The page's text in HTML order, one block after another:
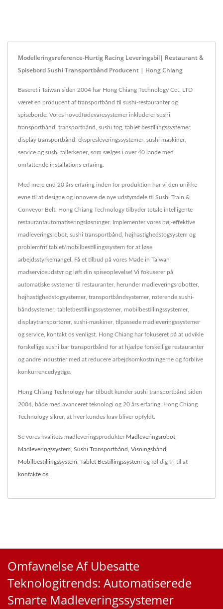
Modelleringsreference-Hurtig Racing Leveringsbil| Restaurant &
Spisebord Sushi Transportbånd Producent | Hong Chiang
Baseret i Taiwan siden 2004 har Hong Chiang Technology Co., LTD
været en producent af transportbånd til sushi-restauranter og
spiseborde. Vores hovedfødevaresystemer inkluderer sushi
transportbånd, transportbånd, sushi tog, tablet bestillingssystemer,
display transportbånd, ekspresleveringssystemer, sushi maskiner,
service og sushi tallerkener, som sælges i over 40 lande med
omfattende installations erfaring.
Med mere end 20 års erfaring inden for produktion har vi den unikke
evne til at designe og innovere de nye udstyrsdele til Sushi Train &
Conveyor Belt. Hong Chiang Technology tilbyder totale intelligente
restaurantautomatiseringsløsninger. Implementer vores høj-effektive
madleveringsrobot, sushi transportbånd, højhastighedstogsystem og
problemfrit tablet/mobilbestillingssystem for at løse
arbejdsstyrkemangel. Få et tilbud på vores Made in Taiwan
madserviceudstyr og løft din spiseoplevelse! Vi fokuserer på
automatiske systemer til restauranter, herunder madleveringsrobotter,
højhastighedstogsystemer, transportbåndsystemer, roterende sushi-
båndsystemer, tabletbestillingssystemer, mobilbestillingssystemer,
displaytransportører, sushi-maskiner, tilpassede madleveringssystemer
og service, kontakt os venligst. Hong Chiang har fokuseret på at udvikle
forskellige sushi bar transportbånd for at hjælpe forskellige restauranter
og andre industrier med at reducere arbejdsomkostningerne og forblive
konkurrencedygtige.
Hong Chiang Technology har tilbudt kunder sushi transportbånd siden
2004, både med avanceret teknologi og 20 års erfaring, Hong Chiang
Technology sikrer, at hver kundes krav bliver opfyldt.
Se vores kvalitets madleveringsprodukter Madleveringsrobot
Madleveringssystem Sushi Transportbånd Visningsbånd
Mobilbestillingssystem Tablet Bestillingssystem og føl dig fri til at
kontakte os
Omfavnelse Af Ubesatte
Teknologitrends: Automatiserede
Smarte Madleveringssystemer